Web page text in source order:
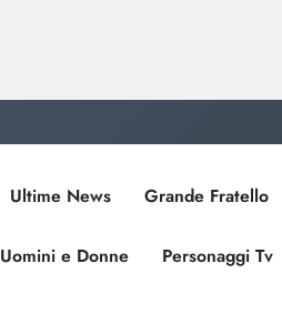
Ultime News Grande Fratello
Uomini e Donne Personaggi Tv